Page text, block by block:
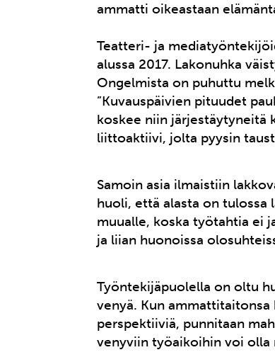
ammatti oikeastaan
Teatteri- ja
alussa 2017. Lakonuhka
Ongelmista on puhuttu
”Kuvauspäivien pituudet
koskee niin järjestäytyneitä
liittoaktiivi, jolta pyysin
Samoin asia ilmaistiin
huoli, että alasta on tulossa
muualle, koska työtahtia ei
ja liian huonoissa
Työntekijäpuolella on oltu
venyä. Kun
perspektiiviä, punnitaan
venyviin työaikoihin voi olla